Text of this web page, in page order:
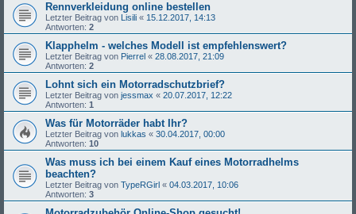
Rennverkleidung online bestellen
Letzter Beitrag von Lisili « 15.12.2017, 14:13
Antworten: 2
Klapphelm - welches Modell ist empfehlenswert?
Letzter Beitrag von Pierrel « 28.08.2017, 21:09
Antworten: 2
Lohnt sich ein Motorradschutzbrief?
Letzter Beitrag von jessmax « 20.07.2017, 12:22
Antworten: 1
Was für Motorräder habt Ihr?
Letzter Beitrag von lukkas « 30.04.2017, 00:00
Antworten: 10
Was muss ich bei einem Kauf eines Motorradhelms
beachten?
Letzter Beitrag von TypeRGirl « 04.03.2017, 10:06
Antworten: 3